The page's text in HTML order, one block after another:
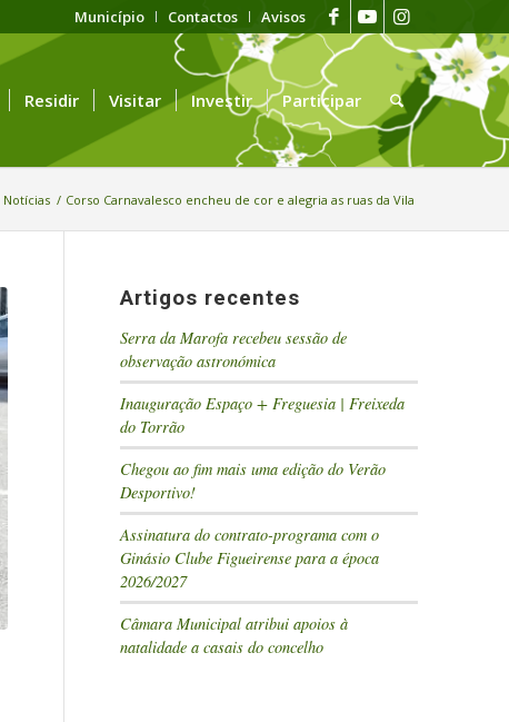
Município Contactos Avisos
Residir Visitar Investir Participar
Notícias / Corso Carnavalesco encheu de cor e alegria as ruas da Vila
Artigos recentes
Serra da Marofa recebeu sessão de
observação astronómica
Inauguração Espaço + Freguesia | Freixeda
do Torrão
Chegou ao fim mais uma edição do Verão
Desportivo!
Assinatura do contrato-programa com o
Ginásio Clube Figueirense para a época
2026/2027
Câmara Municipal atribui apoios à
natalidade a casais do concelho